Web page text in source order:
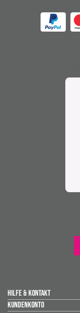
HILFE & KONTAKT
KUNDENKONTO